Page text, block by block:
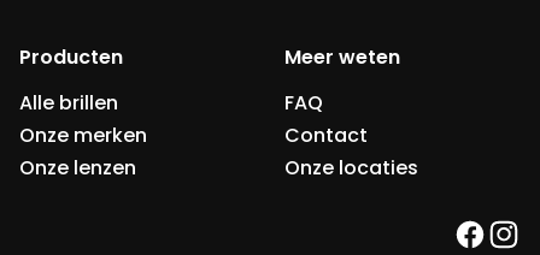
Producten
Alle brillen
Onze merken
Onze lenzen
Meer weten
FAQ
Contact
Onze locaties